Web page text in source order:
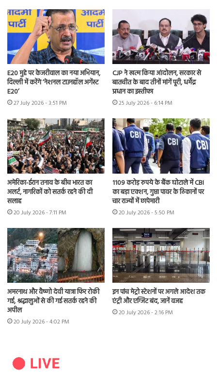
E20 मुद्दे पर केजरीवाल का नया अभियान,
दिल्ली में करेंगे ‘नेशनल टाउनहॉल अगेंस्ट
E20’
27 July 2026 - 3:51 PM
CJP ने खत्म किया आंदोलन, सरकार से
बातचीत के बाद तीनों मांगें पूरी, धर्मेंद्र
प्रधान का इस्तीफा
25 July 2026 - 6:14 PM
अमेरिका-ईरान तनाव के बीच भारत का
अलर्ट, नागरिकों को सतर्क रहने की दी
सलाह
20 July 2026 - 7:11 PM
1109 करोड़ रुपये के बैंक घोटाले में CBI
का बड़ा एक्शन, गुप्ता पावर के ठिकानों पर
चार राज्यों में छापेमारी
20 July 2026 - 5:50 PM
अमरनाथ और वैष्णो देवी यात्रा फिर रोकी
गई, श्रद्धालुओं से की गई सतर्क रहने की
अपील
20 July 2026 - 4:02 PM
इन पांच मेट्रो स्टेशनों पर अगले आदेश तक
एंट्री और एग्जिट बंद, जानें वजह
20 July 2026 - 2:16 PM